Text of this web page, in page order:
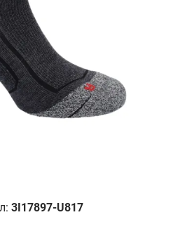
3I17897-U817